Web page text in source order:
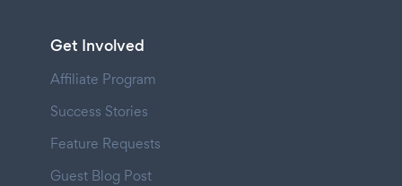
Get Involved
Affiliate Program
Success Stories
Feature Requests
Guest Blog Post